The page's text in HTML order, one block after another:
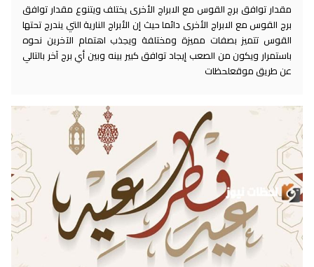
مقدار توافق برج القوس مع الابراج الأخرى يختلف ويتنوع مقدار توافق
برج القوس مع الابراج الأخرى دائما حيث إن الأبراج النارية التي يندرج تحتها
القوس تتميز بصفات مميزة ومختلفة ويجذب اهتمام الآخرين نحوه
باستمرار ويكون من الصعب إيجاد توافق كبير بينه وبين أي برج آخر بالتالي
عن طريق موقعلحظات